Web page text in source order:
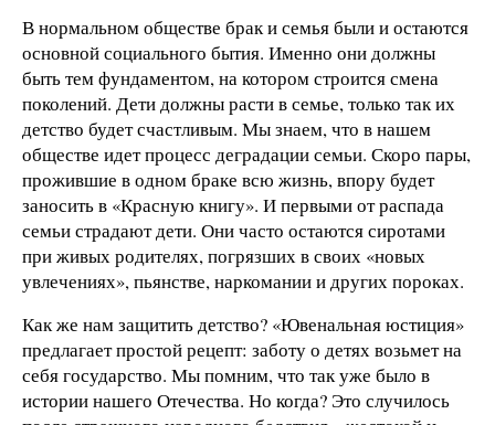
В нормальном обществе брак и семья были и остаются
основной социального бытия. Именно они должны
быть тем фундаментом, на котором строится смена
поколений. Дети должны расти в семье, только так их
детство будет счастливым. Мы знаем, что в нашем
обществе идет процесс деградации семьи. Скоро пары,
прожившие в одном браке всю жизнь, впору будет
заносить в «Красную книгу». И первыми от распада
семьи страдают дети. Они часто остаются сиротами
при живых родителях, погрязших в своих «новых
увлечениях», пьянстве, наркомании и других пороках.
Как же нам защитить детство? «Ювенальная юстиция»
предлагает простой рецепт: заботу о детях возьмет на
себя государство. Мы помним, что так уже было в
истории нашего Отечества. Но когда? Это случилось